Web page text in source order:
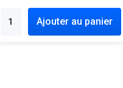
Ajouter au panier